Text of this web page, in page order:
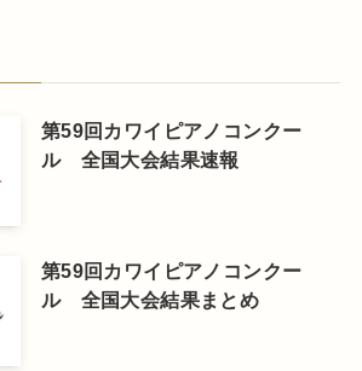
第59回カワイピアノコンクー
ル 全国大会結果速報
第59回カワイピアノコンクー
ル 全国大会結果まとめ